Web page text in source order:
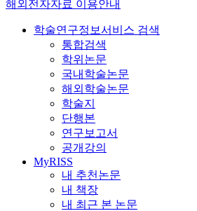
해외전자자료 이용안내
학술연구정보서비스 검색
통합검색
학위논문
국내학술논문
해외학술논문
학술지
단행본
연구보고서
공개강의
MyRISS
내 추천논문
내 책장
내 최근 본 논문